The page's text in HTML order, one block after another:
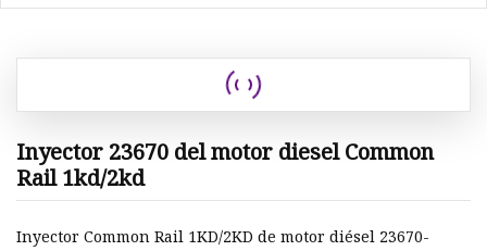
Inyector 23670 del motor diesel Common
Rail 1kd/2kd
Inyector Common Rail 1KD/2KD de motor diésel 23670-